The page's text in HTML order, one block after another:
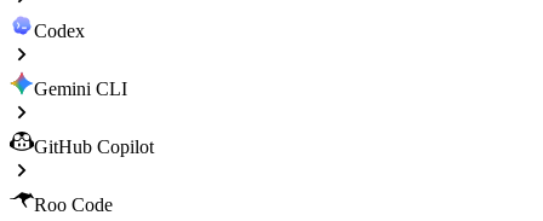
Codex
Gemini CLI
GitHub Copilot
Roo Code